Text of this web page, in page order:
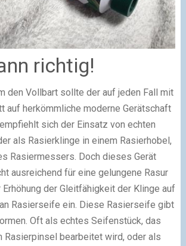
richtig!
den Vollbart sollte der auf jeden Fall mit
auf herkömmliche moderne Gerätschaft
sich der Einsatz von echten
als Rasierklinge in einem Rasierhobel,
Rasiermessers. Doch dieses Gerät
ausreichend für eine gelungene Rasur
Erhöhung der Gleitfähigkeit der Klinge auf
Rasierseife ein. Diese Rasierseife gibt
Oft als echtes Seifenstück, das
Rasierpinsel bearbeitet wird, oder als